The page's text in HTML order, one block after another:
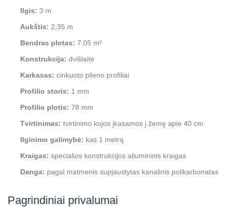
Ilgis: 3 m
Aukštis: 2,35 m
Bendras plotas: 7,05 m²
Konstrukcija: dvišlaitė
Karkasas: cinkuoto plieno profiliai
Profilio storis: 1 mm
Profilio plotis: 78 mm
Tvirtinimas: tvirtinimo kojos įkasamos į žemę apie 40 cm
Ilginimo galimybė: kas 1 metrą
Kraigas: specialios konstrukcijos aliumininis kraigas
Danga: pagal matmenis supjaustytas kanalinis polikarbonatas
Pagrindiniai privalumai